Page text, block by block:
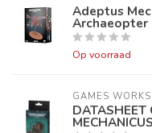
Adeptus
Archaeopter
Op voorraad
GAMES
DATASHEET
MECHANICUS